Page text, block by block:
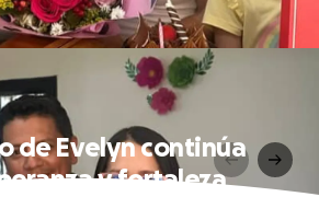
de Evelyn continúa
y fortaleza